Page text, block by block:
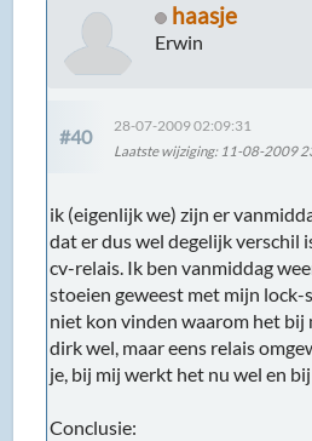
haasje
Erwin
#40
28-07-2009 02:09:31
Laatste wijziging: 11-08-2009
ik (eigenlijk we) zijn er
dat er dus wel degelijk verschil
cv-relais. Ik ben vanmiddag
stoeien geweest met mijn lock-
niet kon vinden waarom het bij
dirk wel, maar eens relais
je, bij mij werkt het nu wel en
Conclusie: